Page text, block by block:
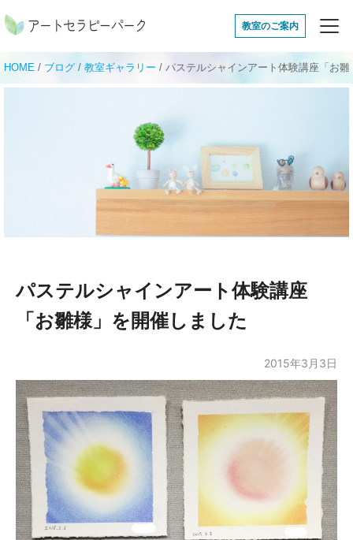
アートセラピー
教室のご案内
HOME / ブログ / 教室ギャラリー / パステルシャインアート体験講座「お
パステルシャインアート体験講座
「お雛様」を開催しました
2015年3月3日